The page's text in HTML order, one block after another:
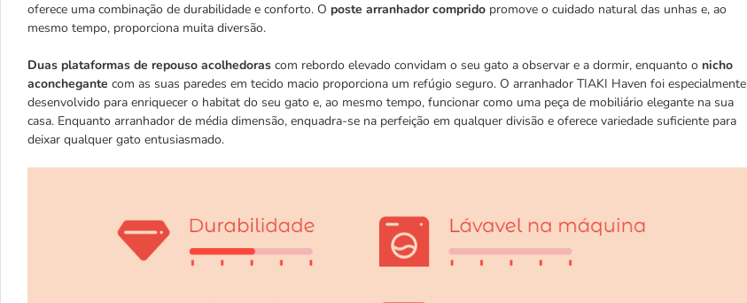
oferece uma combinação de durabilidade e conforto. O poste arranhador comprido promove o cuidado natural das unhas e, ao
mesmo tempo, proporciona muita diversão.
Duas plataformas de repouso acolhedoras com rebordo elevado convidam o seu gato a observar e a dormir, enquanto o nicho
aconchegante com as suas paredes em tecido macio proporciona um refúgio seguro. O arranhador TIAKI Haven foi especialmente
desenvolvido para enriquecer o habitat do seu gato e, ao mesmo tempo, funcionar como uma peça de mobiliário elegante na sua
casa. Enquanto arranhador de média dimensão, enquadra-se na perfeição em qualquer divisão e oferece variedade suficiente para
deixar qualquer gato entusiasmado.